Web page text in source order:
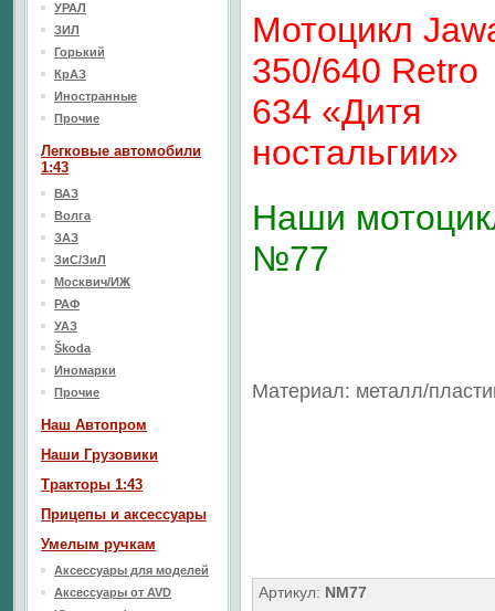
Мотоцикл
350/640 Retro
634 «Дитя
ностальгии»
Наши
№77
Материал: металл/
Артикул: NM77
УРАЛ
ЗИЛ
Горький
КрАЗ
Иностранные
Прочие
Легковые автомобили
1:43
ВАЗ
Волга
ЗАЗ
ЗиС/ЗиЛ
Москвич/ИЖ
РАФ
УАЗ
Škoda
Иномарки
Прочие
Наш Aвтопром
Наши Грузовики
Тракторы 1:43
Прицепы и аксессуары
Умелым ручкам
Аксессуары для моделей
Аксессуары от AVD